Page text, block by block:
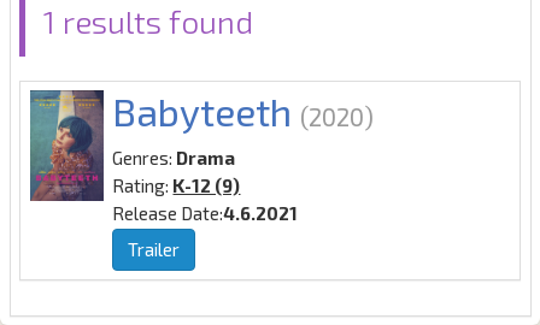
1 results found
Babyteeth (2020)
Genres: Drama
Rating: K-12 (9)
Release Date:4.6.2021
Trailer